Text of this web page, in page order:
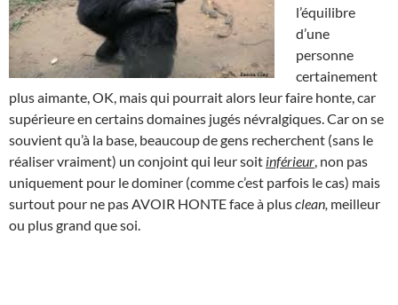
l’équilibre
d’une
personne
certainement
plus aimante, OK, mais qui pourrait alors leur faire honte, car
supérieure en certains domaines jugés névralgiques. Car on se
souvient qu’à la base, beaucoup de gens recherchent (sans le
réaliser vraiment) un conjoint qui leur soit inférieur , non pas
uniquement pour le dominer (comme c’est parfois le cas) mais
surtout pour ne pas AVOIR HONTE face à plusclean, meilleur
ou plus grand que soi.